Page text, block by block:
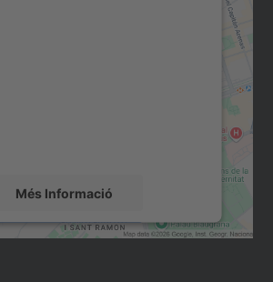
Més Informació
Accepta
by